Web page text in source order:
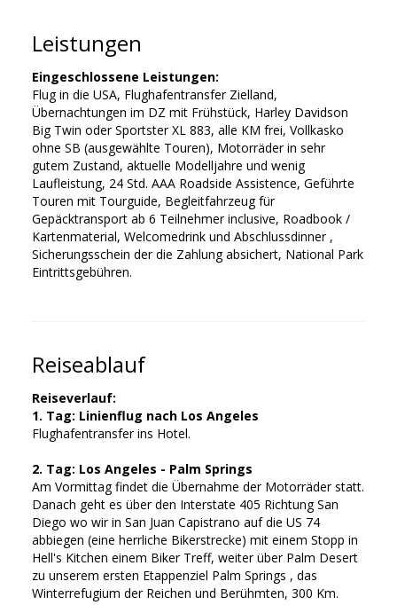
Leistungen
Eingeschlossene Leistungen:
Flug in die USA, Flughafentransfer Zielland,
Übernachtungen im DZ mit Frühstück, Harley Davidson
Big Twin oder Sportster XL 883, alle KM frei, Vollkasko
ohne SB (ausgewählte Touren), Motorräder in sehr
gutem Zustand, aktuelle Modelljahre und wenig
Laufleistung, 24 Std. AAA Roadside Assistence, Geführte
Touren mit Tourguide, Begleitfahrzeug für
Gepäcktransport ab 6 Teilnehmer inclusive, Roadbook /
Kartenmaterial, Welcomedrink und Abschlussdinner ,
Sicherungsschein der die Zahlung absichert, National Park
Eintrittsgebühren.
Reiseablauf
Reiseverlauf:
1. Tag: Linienflug nach Los Angeles
Flughafentransfer ins Hotel.
2. Tag: Los Angeles - Palm Springs
Am Vormittag findet die Übernahme der Motorräder statt.
Danach geht es über den Interstate 405 Richtung San
Diego wo wir in San Juan Capistrano auf die US 74
abbiegen (eine herrliche Bikerstrecke) mit einem Stopp in
Hell's Kitchen einem Biker Treff, weiter über Palm Desert
zu unserem ersten Etappenziel Palm Springs , das
Winterrefugium der Reichen und Berühmten, 300 Km.